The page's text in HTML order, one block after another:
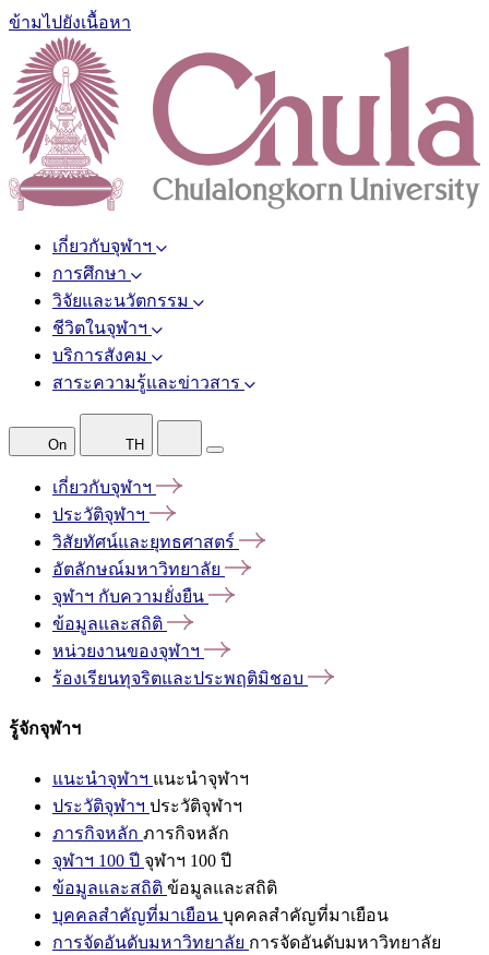
ข้ามไปยังเนื้อหา
เกี่ยวกับจุฬาฯ
การศึกษา
วิจัยและนวัตกรรม
ชีวิตในจุฬาฯ
บริการสังคม
สาระความรู้และข่าวสาร
On TH
เกี่ยวกับจุฬาฯ
ประวัติจุฬาฯ
วิสัยทัศน์และยุทธศาสตร์
อัตลักษณ์มหาวิทยาลัย
จุฬาฯ กับความยั่งยืน
ข้อมูลและสถิติ
หน่วยงานของจุฬาฯ
ร้องเรียนทุจริตและประพฤติมิชอบ
รู้จักจุฬาฯ
แนะนำจุฬาฯ แนะนำจุฬาฯ
ประวัติจุฬาฯ ประวัติจุฬาฯ
ภารกิจหลัก ภารกิจหลัก
จุฬาฯ 100 ปี จุฬาฯ 100 ปี
ข้อมูลและสถิติ ข้อมูลและสถิติ
บุคคลสำคัญที่มาเยือน บุคคลสำคัญที่มาเยือน
การจัดอันดับมหาวิทยาลัย การจัดอันดับมหาวิทยาลัย